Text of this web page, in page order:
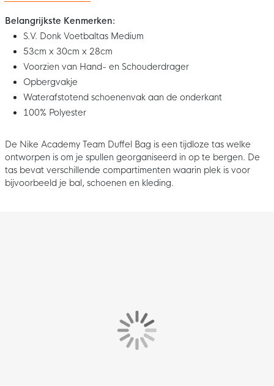
Belangrijkste Kenmerken:
S.V. Donk Voetbaltas Medium
53cm x 30cm x 28cm
Voorzien van Hand- en Schouderdrager
Opbergvakje
Waterafstotend schoenenvak aan de onderkant
100% Polyester
De Nike Academy Team Duffel Bag is een tijdloze tas welke
ontworpen is om je spullen georganiseerd in op te bergen. De
tas bevat verschillende compartimenten waarin plek is voor
bijvoorbeeld je bal, schoenen en kleding.